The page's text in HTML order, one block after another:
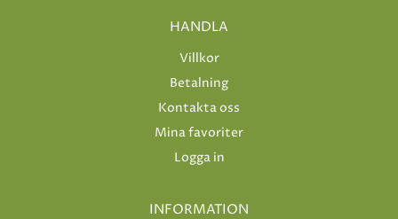
HANDLA
Villkor
Betalning
Kontakta oss
Mina favoriter
Logga in
INFORMATION